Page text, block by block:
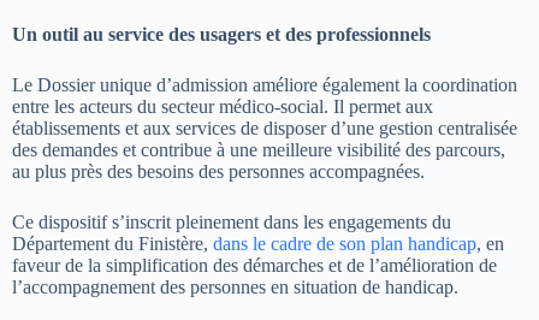
Un outil au service des usagers et des professionnels
Le Dossier unique d’admission améliore également la coordination
entre les acteurs du secteur médico-social. Il permet aux
établissements et aux services de disposer d’une gestion centralisée
des demandes et contribue à une meilleure visibilité des parcours,
au plus près des besoins des personnes accompagnées.
Ce dispositif s’inscrit pleinement dans les engagements du
Département du Finistère, dans le cadre de son plan handicap, en
faveur de la simplification des démarches et de l’amélioration de
l’accompagnement des personnes en situation de handicap.